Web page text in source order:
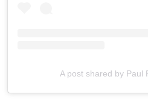
A post shared by Paul